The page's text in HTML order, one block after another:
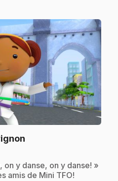
on y danse, on y danse! »
amis de Mini TFO!